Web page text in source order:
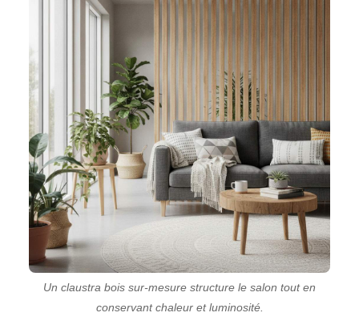
Un claustra bois sur-mesure structure le salon tout en
conservant chaleur et luminosité.